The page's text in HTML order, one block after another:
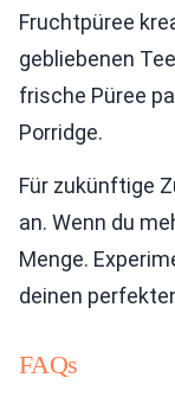
Fruchtpüree
gebliebenen
frische Püree
Porridge.
Für zukünftige
an. Wenn du
Menge.
deinen
FAQs